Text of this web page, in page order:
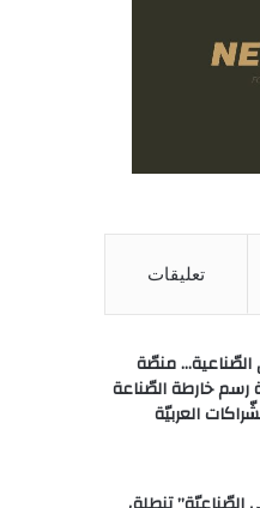
تعليقات
الصّناعية… منصّة
خارطة الصّناعة
العربيّة